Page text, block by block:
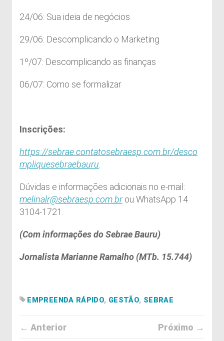
24/06: Sua ideia de negócios
29/06: Descomplicando o Marketing
1º/07: Descomplicando as finanças
06/07: Como se formalizar
Inscrições:
https://sebrae.contatosebraesp.com.br/desco
mpliquesebraebauru
Dúvidas e informações adicionais no e-mail:
melinalr@sebraesp.com.brou WhatsApp 14
3104-1721.
(Com informações do Sebrae Bauru)
Jornalista Marianne Ramalho (MTb. 15.744)
EMPREENDA RÁPIDO, GESTÃO, SEBRAE
← Anterior Próximo →